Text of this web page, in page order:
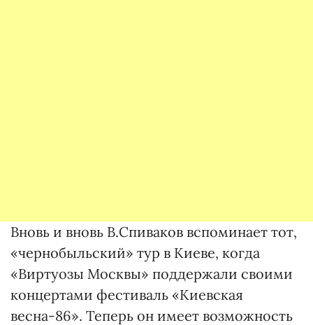
Вновь и вновь В.Спиваков вспоминает тот,
«чернобыльский» тур в Киеве, когда
«Виртуозы Москвы» поддержали своими
концертами фестиваль «Киевская
весна-86». Теперь он имеет возможность